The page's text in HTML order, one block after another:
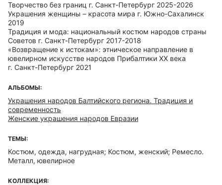
Творчество без границ г. Санкт-Петербург 2025-2026
Украшения женщины – красота мира г. Южно-Сахалинск
2019
Традиция и мода: национальный костюм народов страны
Советов г. Санкт-Петербург 2017-2018
«Возвращение к истокам»: этническое направление в
ювелирном искусстве народов Прибалтики XX века
г. Санкт-Петербург 2021
АЛЬБОМЫ:
Украшения народов Балтийского региона. Традиция и
современность
Женские украшения народов Евразии
ТЕМЫ:
Костюм, одежда, нагрудная; Костюм, женский; Ремесло.
Металл, ювелирное
КОЛЛЕКЦИЯ: